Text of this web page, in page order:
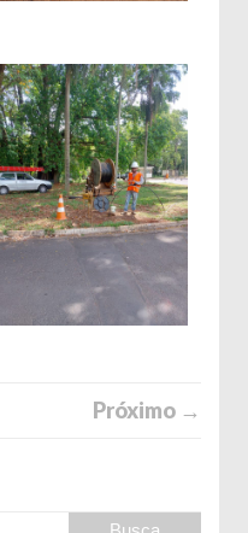
Próximo →